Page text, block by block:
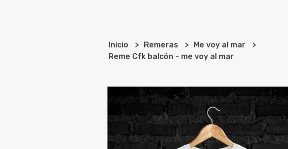
Inicio Remeras
Me voy al mar
Reme Cfk balcón - me voy al mar